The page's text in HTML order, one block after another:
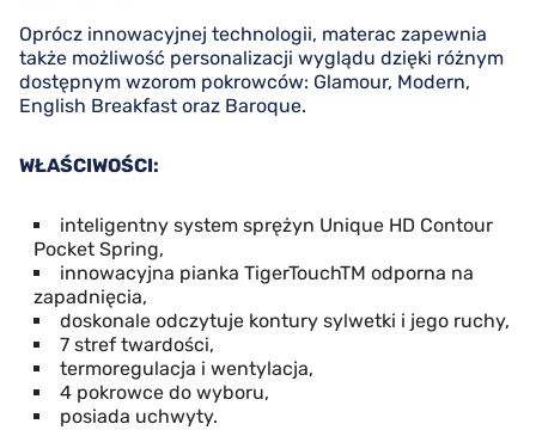
Oprócz innowacyjnej technologii, materac zapewnia
także możliwość personalizacji wyglądu dzięki różnym
dostępnym wzorom pokrowców: Glamour, Modern,
English Breakfast oraz Baroque.
WŁAŚCIWOŚCI:
inteligentny system sprężyn Unique HD Contour
Pocket Spring,
innowacyjna pianka TigerTouchTM odporna na
zapadnięcia,
doskonale odczytuje kontury sylwetki i jego ruchy,
7 stref twardości,
termoregulacja i wentylacja,
4 pokrowce do wyboru,
posiada uchwyty.